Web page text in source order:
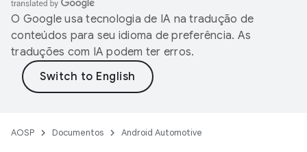
O Google usa tecnologia de IA na tradução de
conteúdos para seu idioma de preferência. As
traduções com IA podem ter erros.
AOSP Documentos Android Automotive